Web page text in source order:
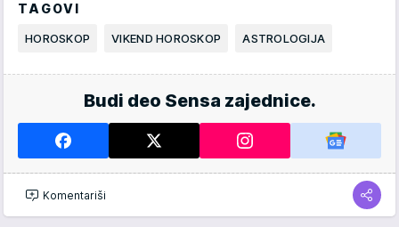
TAGOVI
HOROSKOP VIKEND HOROSKOP ASTROLOGIJA
Budi deo Sensa zajednice.
Komentariši